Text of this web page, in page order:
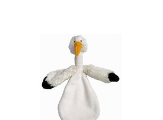
Ein Storch als Kuscheltuch der
Marke Happy Horse.
ZUM WARENKORB HINZUFÜGEN